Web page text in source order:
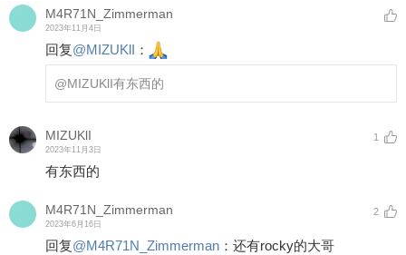
M4R71N_Zimmerman
2023年11月4日
回复@MIZUKlI ：
@MIZUKlI有东西的
MIZUKlI
2023年11月3日
1
有东西的
M4R71N_Zimmerman
2023年6月16日
2
回复@M4R71N_Zimmerman ： 还有rocky的大哥